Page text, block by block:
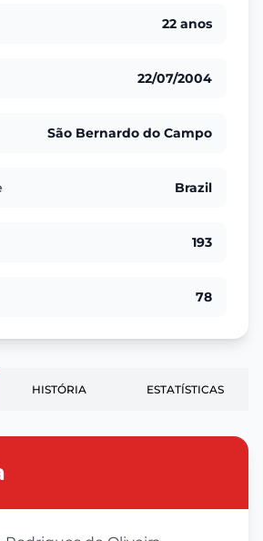
22 anos
22/07/2004
São Bernardo do Campo
Brazil
193
78
HISTÓRIA ESTATÍSTICAS